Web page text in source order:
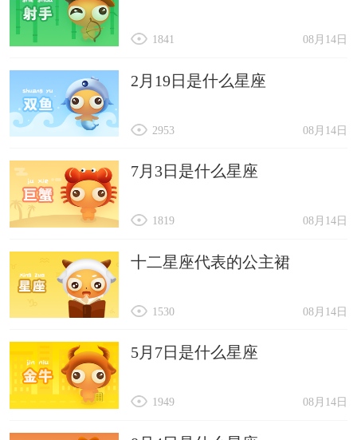
08月14日
1841
2月19日是什么星座
08月14日
2953
7月3日是什么星座
08月14日
1819
十二星座代表的公主裙
08月14日
1530
5月7日是什么星座
08月14日
1949